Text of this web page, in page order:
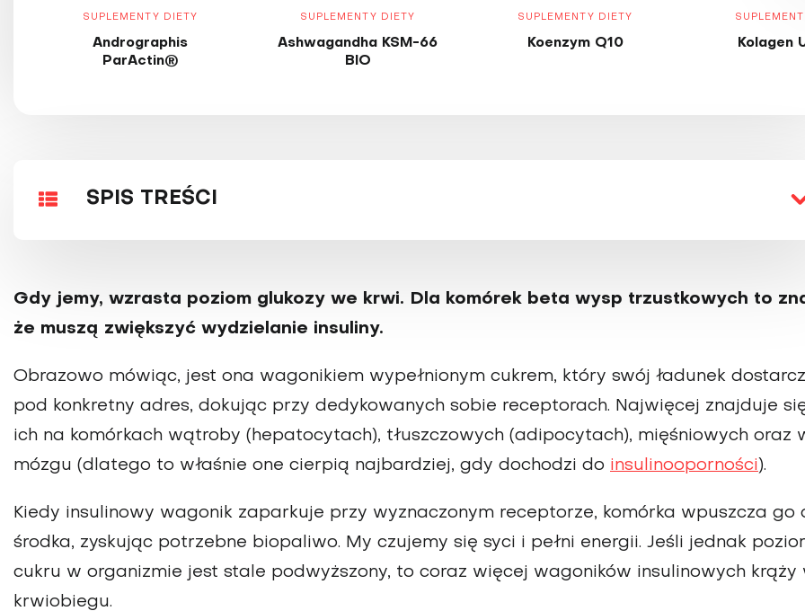
SUPLEMENTY DIETY
Andrographis
ParActin®
SUPLEMENTY DIETY
Ashwagandha KSM-66
BIO
SUPLEMENTY DIETY
Koenzym Q10 Kolagen
SPIS TREŚCI
Gdy jemy, wzrasta poziom glukozy we krwi. Dla komó­rek beta wysp trzustkowych to
że muszą zwięk­szyć wydzielanie insuliny.
Obrazowo mówiąc, jest ona wagonikiem wypeł­nionym cukrem, który swój ładunek
pod konkretny adres, dokując przy dedykowanych sobie receptorach. Najwięcej znajduje
ich na komórkach wątroby (hepato­cytach), tłuszczowych (adipocytach), mięśniowych oraz
mózgu (dlatego to właśnie one cierpią najbardziej, gdy dochodzi do insulinooporności).
Kiedy insulinowy wagonik zapar­kuje przy wyznaczonym receptorze, komórka wpuszcza go
środka, zyskując potrzebne biopaliwo. My czujemy się syci i pełni energii. Jeśli jednak
cukru w organi­zmie jest stale podwyższony, to coraz więcej wagoników insulinowych krąży
krwiobiegu.